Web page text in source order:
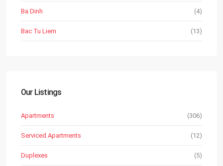
Ba Dinh (4)
Bac Tu Liem (13)
Our Listings
Apartments (306)
Serviced Apartments (12)
Duplexes (5)